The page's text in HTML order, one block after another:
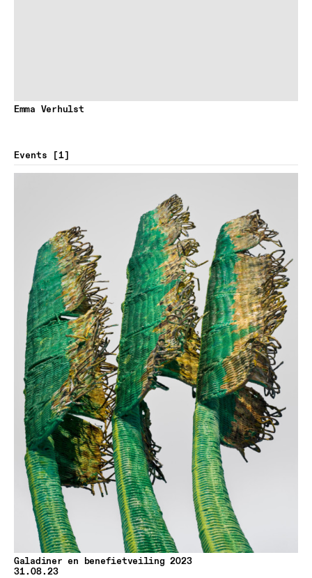
Emma Verhulst
Events 1
Galadiner en benefietveiling 2023
31.08.23